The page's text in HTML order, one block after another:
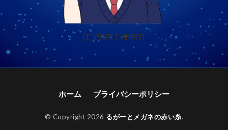
ホーム プライバシーポリシー
© Copyright 2026 るがーとメガネの赤い糸.